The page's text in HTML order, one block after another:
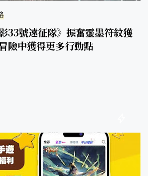
33號遠征隊》振奮靈墨符紋獲
險中獲得更多行動點